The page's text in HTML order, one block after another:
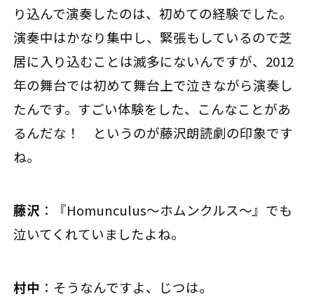
り込んで演奏したのは、初めての経験でした。
演奏中はかなり集中し、緊張もしているので芝
居に入り込むことは滅多にないんですが、2012
年の舞台では初めて舞台上で泣きながら演奏し
たんです。すごい体験をした、こんなことがあ
るんだな！ というのが藤沢朗読劇の印象です
ね。
藤沢 ：『Homunculus～ホムンクルス～』でも
泣いてくれていましたよね。
村中 ：そうなんですよ、じつは。